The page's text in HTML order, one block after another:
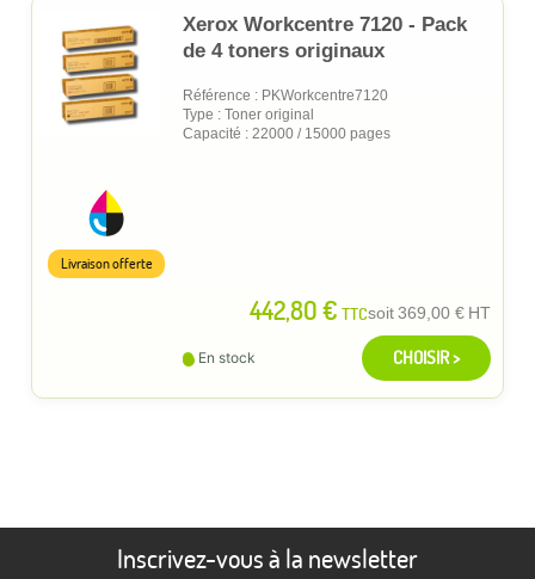
Xerox Workcentre 7120 - Pack
de 4 toners originaux
Référence : PKWorkcentre7120
Type : Toner original
Capacité : 22000 / 15000 pages
442,80 € TTCsoit369,00 € HT
Livraison offerte
En stock CHOISIR >
Inscrivez-vous à la newsletter